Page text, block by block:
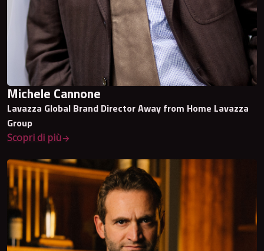
Michele Cannone
Lavazza Global Brand Director Away from Home Lavazza
Group
Scopri di più